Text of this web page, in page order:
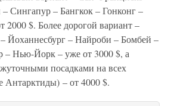
Сингапур – Бангкок – Гонконг –
2000 $. Более дорогой вариант –
Йоханнесбург – Найроби – Бомбей –
– Нью-Йорк – уже от 3000 $, а
посадками на всех
Антарктиды) – от 4000 $.